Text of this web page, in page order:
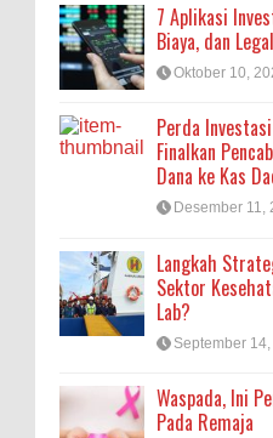
7 Aplikasi
Biaya, dan
Oktober 10,
Perda
Finalkan
Dana ke Kas
Desember 11,
Langkah
Sektor
Lab?
September
Waspada, Ini
Pada Remaja